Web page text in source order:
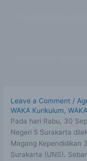
PENARIKAN
Leave a Comment /
WAKA Kurikulum,
Pada hari Rabu, 30
Negeri 5 Surakarta
Magang Kependidikan
Surakarta (UNS).